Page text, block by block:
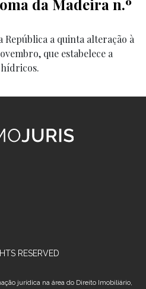
da Madeira n.º
República a quinta alteração à
que estabelece a
RESERVED
jurídica na área do Direito Imobiliário,